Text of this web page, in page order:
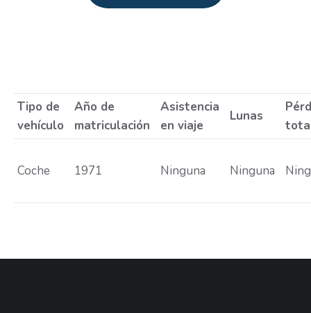
Tipo de
vehículo
Año de
matriculación
Asistencia
en viaje
Lunas
Coche 1971 Ninguna Ninguna